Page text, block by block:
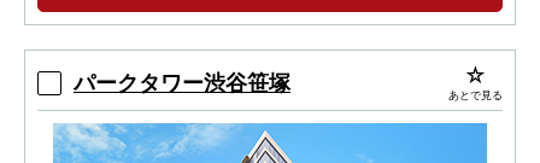
ゴミ置場・車寄せ・パーティールーム・オー ナー
ズスイート。
パークタワー渋谷笹塚 あとで見る